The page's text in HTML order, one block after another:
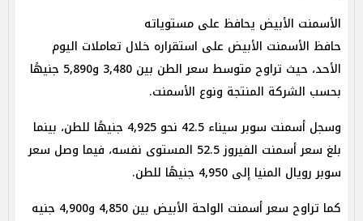
الأسمنت الأبيض يحافظ على مستوياته
حافظ الأسمنت الأبيض على استقراره خلال تعاملات اليوم
الأحد، حيث تراوح متوسط سعر الطن بين 3,480 و5,890 جنيهًا
بحسب الشركة المنتجة ونوع الأسمنت.
وسجل أسمنت سوبر سيناء 42.5 نحو 4,925 جنيهًا للطن، بينما
بلغ سعر أسمنت الفيروز 52.5 المستوى نفسه، فيما وصل سعر
سوبر رويال المنيا إلى 4,950 جنيهًا للطن.
كما تراوح سعر أسمنت الواحة الأبيض بين 4,850 و4,900 جنيه